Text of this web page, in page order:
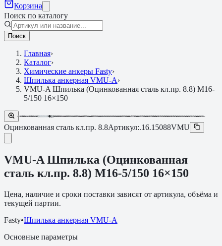
Корзина
Поиск по каталогу
Поиск
Главная›
Каталог›
Химические анкеры Fasty›
Шпилька анкерная VMU-A›
VMU-A Шпилька (Оцинкованная сталь кл.пр. 8.8) M16-
5/150 16×150
Оцинкованная сталь кл.пр. 8.8Артикул:.16.15088VMU
VMU-A Шпилька (Оцинкованная
сталь кл.пр. 8.8) M16-5/150 16×150
Цена, наличие и сроки поставки зависят от артикула, объёма и
текущей партии.
Fasty•Шпилька анкерная VMU-A
Основные параметры